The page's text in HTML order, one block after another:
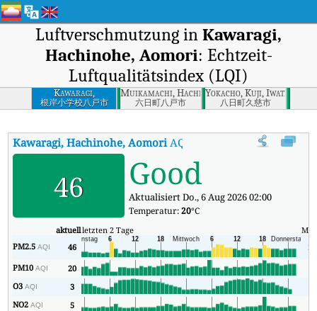
Luftverschmutzung in Kawaragi,
Hachinohe, Aomori: Echtzeit-
Luftqualitätsindex (LQI)
Kawaragi,
Hachinohe, Aomori
根岸小学校八戸市
Muikamachi, Hachinohe, Aomori
六日町八戸市
Yokacho, Kuji, Iwate
八日町久慈市
Kawaragi, Hachinohe, AomoriAQI Kawaragi, Hachinohe,
46 Good
Aktualisiert Do., 6 Aug 2026 02:00
Temperatur:20°C
aktuellletzten 2 Tage
PM2.5AQI 46
21
PM10AQI 20
O3AQI 3
NO2AQI 5